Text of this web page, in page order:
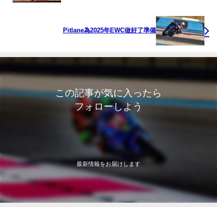
Pitlane為2025年EWC做好了準備
この記事が気に入ったら
フォローしよう
最新情報をお届けします